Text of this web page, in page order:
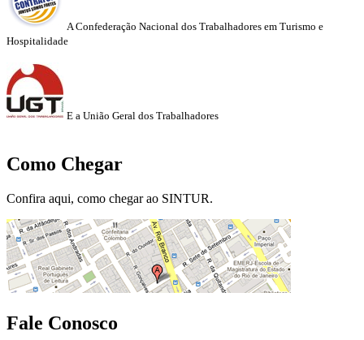
A Confederação Nacional dos Trabalhadores em Turismo e
Hospitalidade
E a União Geral dos Trabalhadores
Como Chegar
Confira aqui, como chegar ao SINTUR.
Fale Conosco